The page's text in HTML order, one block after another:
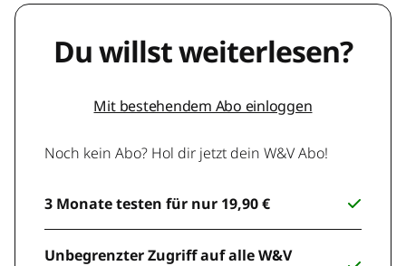
Du willst weiterlesen?
Mit bestehendem Abo einloggen
Noch kein Abo? Hol dir jetzt dein W&V Abo!
3 Monate testen für nur 19,90 €
Unbegrenzter Zugriff auf alle W&V